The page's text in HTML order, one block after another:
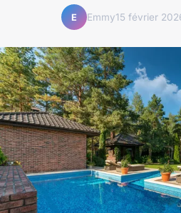
E Emmy15 février